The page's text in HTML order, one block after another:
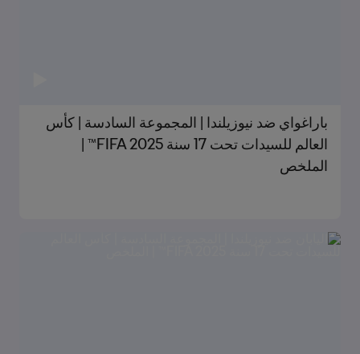
باراغواي ضد نيوزيلندا | المجموعة السادسة | كأس
العالم للسيدات تحت 17 سنة FIFA 2025™ |
الملخص